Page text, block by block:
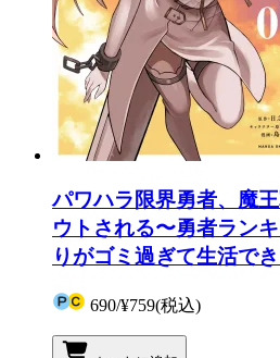
パワハラ限界勇者、魔
ウトされる〜勇者ラン
りがゴミ過ぎて生活で
690/¥759(税込)